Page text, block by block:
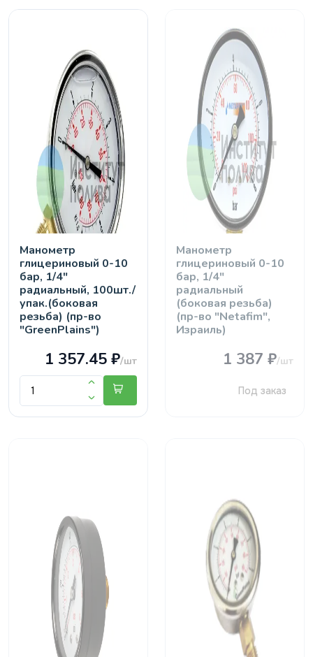
Манометр
глицериновый 0-10
бар, 1/4"
радиальный, 100шт./
упак.(боковая
резьба) (пр-во
"GreenPlains")
1 357.45 ₽/шт
Манометр
глицериновый 0-10
бар, 1/4"
радиальный
(боковая резьба)
(пр-во "Netafim",
Израиль)
1 387 ₽/шт
Под заказ